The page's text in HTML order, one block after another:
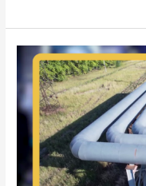
Investiție
majoră
în
sistemul
încălzire
al